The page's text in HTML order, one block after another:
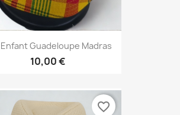
Guadeloupe Madras
10,00 €
favorite_border